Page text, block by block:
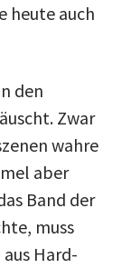
heute auch
den
Zwar
wahre
aber
Band der
muss
Hard-